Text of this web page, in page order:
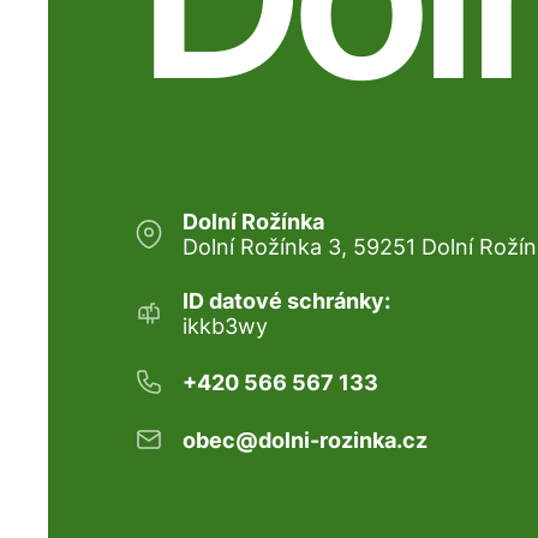
Dolní Rožínka
Dolní Rožínka 3, 59251 Dolní
ID datové schránky:
ikkb3wy
+420 566 567 133
obec@dolni-rozinka.cz